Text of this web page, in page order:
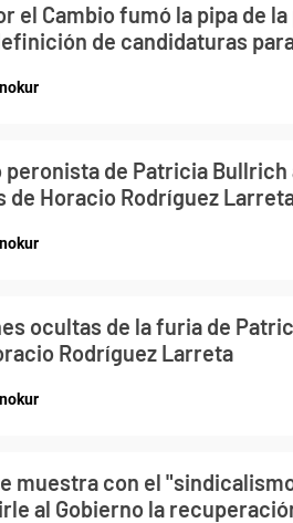
el Cambio fumó la pipa de la
de candidaturas
peronista de Patricia Bullrich
de Horacio Rodríguez
ocultas de la furia de
Rodríguez Larreta
muestra con el
al Gobierno la